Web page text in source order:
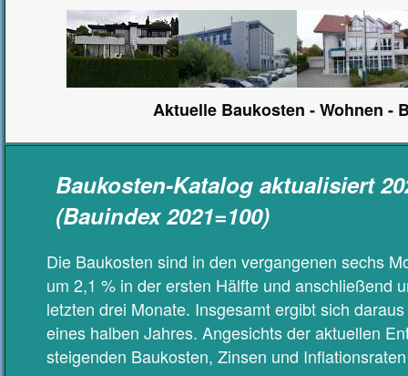
Aktuelle Baukosten - Wohnen -
Baukosten-Katalog aktualisiert
(Bauindex 2021=100)
Die Baukosten sind in den vergangenen sechs
um 2,1 % in der ersten Hälfte und anschließend
letzten drei Monate. Insgesamt ergibt sich
eines halben Jahres. Angesichts der aktuellen
steigenden Baukosten, Zinsen und